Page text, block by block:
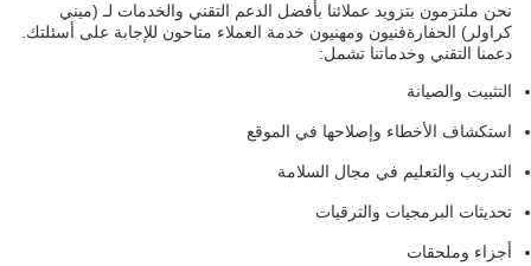
نحن ملتزمون بتزويد عملائنا بأفضل الدعم التقني والخدمات لـ (ميني
كراولر) الحفارةفنيون ومهنيون خدمة العملاء متاحون للإجابة على أسئلتك.
دعمنا التقني وخدماتنا تشمل:
التثبيت والصيانة
استكشاف الأخطاء وإصلاحها في الموقع
التدريب والتعليم في مجال السلامة
تحديثات البرمجيات والترقيات
أجزاء وملحقات